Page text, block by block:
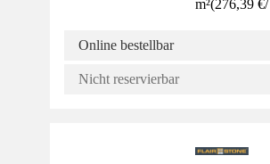
m²(276,39 €/
Online bestellbar
Nicht reservierbar